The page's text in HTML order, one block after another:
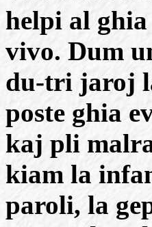
helpi al
vivo. Dum
du-tri jaroj
poste ghia
kaj pli
kiam la
paroli, la